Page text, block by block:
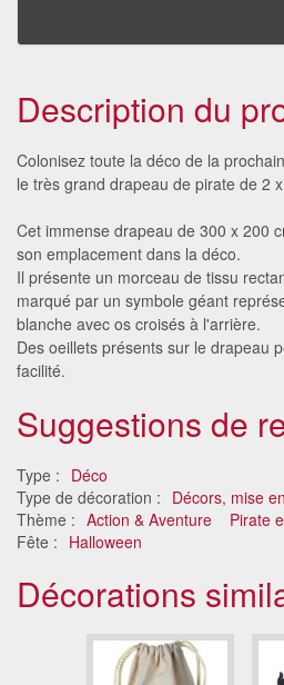
Description du
Colonisez toute la déco de la
le très grand drapeau de pirate de 2
Cet immense drapeau de 300 x 200
son emplacement dans la déco.
Il présente un morceau de tissu
marqué par un symbole géant
blanche avec os croisés à l'arrière.
Des oeillets présents sur le drapeau
facilité.
Suggestions de
Type : Déco
Type de décoration : Décors, mise
Thème : Action & Aventure
Pirate
Fête : Halloween
Décorations